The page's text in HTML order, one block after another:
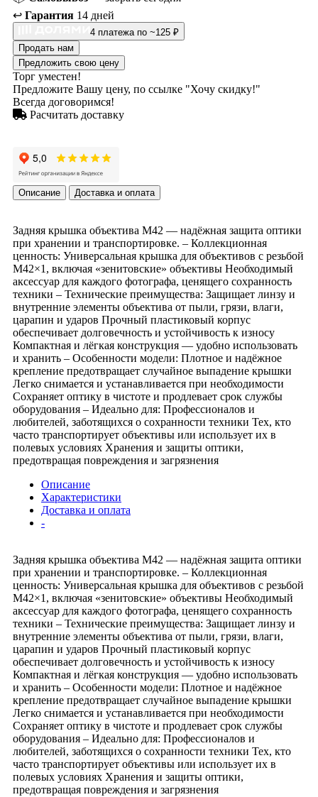
↩️ Гарантия 14 дней
4 платежа по ~125 ₽
Продать нам
Предложить свою цену
Торг уместен!
Предложите Вашу цену, по ссылке "Хочу скидку!"
Всегда договоримся!
Расчитать доставку
Описание Доставка и оплата
Задняя крышка объектива M42 — надёжная защита оптики
при хранении и транспортировке. – Коллекционная
ценность: Универсальная крышка для объективов с резьбой
M42×1, включая «зенитовские» объективы Необходимый
аксессуар для каждого фотографа, ценящего сохранность
техники – Технические преимущества: Защищает линзу и
внутренние элементы объектива от пыли, грязи, влаги,
царапин и ударов Прочный пластиковый корпус
обеспечивает долговечность и устойчивость к износу
Компактная и лёгкая конструкция — удобно использовать
и хранить – Особенности модели: Плотное и надёжное
крепление предотвращает случайное выпадение крышки
Легко снимается и устанавливается при необходимости
Сохраняет оптику в чистоте и продлевает срок службы
оборудования – Идеально для: Профессионалов и
любителей, заботящихся о сохранности техники Тех, кто
часто транспортирует объективы или использует их в
полевых условиях Хранения и защиты оптики,
предотвращая повреждения и загрязнения
Описание
Характеристики
Доставка и оплата
-
Задняя крышка объектива M42 — надёжная защита оптики
при хранении и транспортировке. – Коллекционная
ценность: Универсальная крышка для объективов с резьбой
M42×1, включая «зенитовские» объективы Необходимый
аксессуар для каждого фотографа, ценящего сохранность
техники – Технические преимущества: Защищает линзу и
внутренние элементы объектива от пыли, грязи, влаги,
царапин и ударов Прочный пластиковый корпус
обеспечивает долговечность и устойчивость к износу
Компактная и лёгкая конструкция — удобно использовать
и хранить – Особенности модели: Плотное и надёжное
крепление предотвращает случайное выпадение крышки
Легко снимается и устанавливается при необходимости
Сохраняет оптику в чистоте и продлевает срок службы
оборудования – Идеально для: Профессионалов и
любителей, заботящихся о сохранности техники Тех, кто
часто транспортирует объективы или использует их в
полевых условиях Хранения и защиты оптики,
предотвращая повреждения и загрязнения